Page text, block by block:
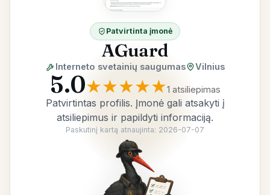
Patvirtinta įmonė
AGuard
Interneto svetainių saugumas Vilnius
5.0★★★★★1 atsiliepimas
Patvirtintas profilis. Įmonė gali atsakyti į
atsiliepimus ir papildyti informaciją.
Paskutinį kartą atnaujinta: 2026-07-07